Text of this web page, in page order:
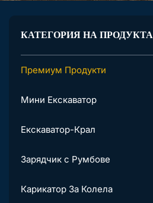
КАТЕГОРИЯ НА ПРОДУКТА
Премиум Продукти
Мини Екскаватор
Екскаватор-Крал
Зарядчик с Румбове
Карикатор За Колела